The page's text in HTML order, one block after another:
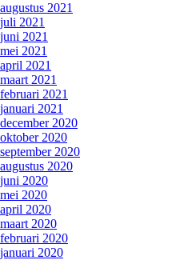
augustus 2021
juli 2021
juni 2021
mei 2021
april 2021
maart 2021
februari 2021
januari 2021
december 2020
oktober 2020
september 2020
augustus 2020
juni 2020
mei 2020
april 2020
maart 2020
februari 2020
januari 2020